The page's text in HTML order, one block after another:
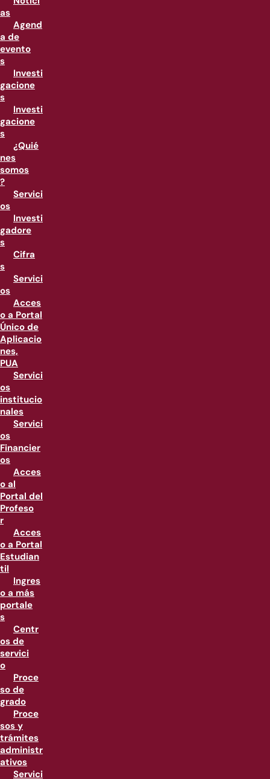
as
Agend
a de
evento
s
Investi
gacione
s
Investi
gacione
s
¿Quié
nes
somos
?
Servici
os
Investi
gadore
s
Cifra
s
Servici
os
Acces
o a Portal
Único de
Aplicacio
nes,
PUA
Servici
os
institucio
nales
Servici
os
Financier
os
Acces
o al
Portal del
Profeso
r
Acces
o a Portal
Estudian
til
Ingres
o a más
portale
s
Centr
os de
servici
o
Proce
so de
grado
Proce
sos y
trámites
administr
ativos
Servici